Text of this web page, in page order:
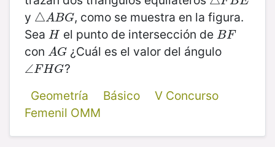
y △ABG
△ABG , como se muestra en la figura.
Sea H
Hel punto de intersección de BF
BF
con AG
AG ¿Cuál es el valor del ángulo
∠FHG
∠FHG ?
Geometría
Básico
V Concurso
Femenil OMM